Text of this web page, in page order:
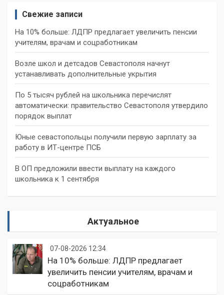
Свежие записи
На 10% больше: ЛДПР предлагает увеличить пенсии
учителям, врачам и соцработникам
Возле школ и детсадов Севастополя начнут
устанавливать дополнительные укрытия
По 5 тысяч рублей на школьника перечислят
автоматически: правительство Севастополя утвердило
порядок выплат
Юные севастопольцы получили первую зарплату за
работу в ИТ-центре ПСБ
В ОП предложили ввести выплату на каждого
школьника к 1 сентября
Актуальное
07-08-2026 12:34
На 10% больше: ЛДПР предлагает
увеличить пенсии учителям, врачам и
соцработникам